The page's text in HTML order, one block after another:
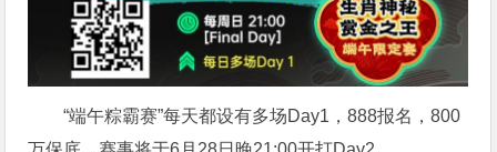
“端午粽霸赛”每天都设有多场Day1，888报名，800